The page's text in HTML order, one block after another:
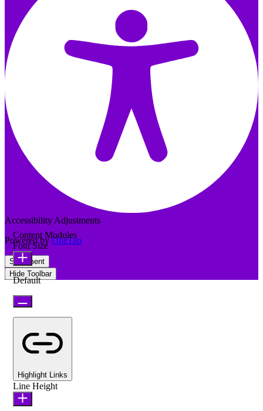
Accessibility Adjustments
Powered byOneTap
Statement
Hide Toolbar
Content Modules
Font Size
Default
Highlight Links
Line Height